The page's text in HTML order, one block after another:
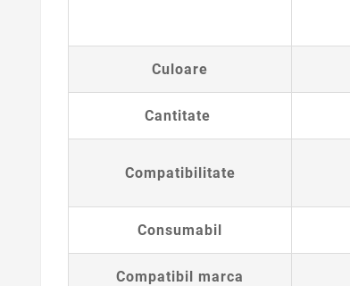
Culoare
Cantitate
Compatibilitate
Consumabil
Compatibil marca